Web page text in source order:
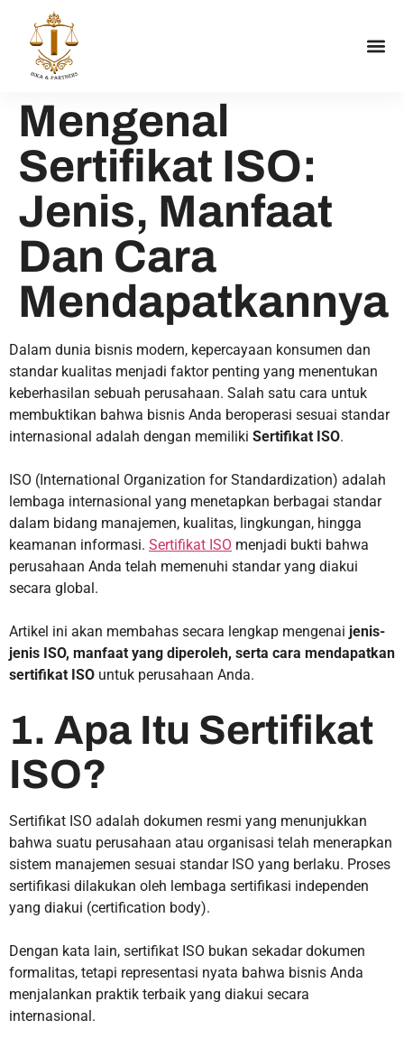
Mengenal
Sertifikat ISO:
Jenis, Manfaat
Dan Cara
Mendapatkannya
Dalam dunia bisnis modern, kepercayaan konsumen dan
standar kualitas menjadi faktor penting yang menentukan
keberhasilan sebuah perusahaan. Salah satu cara untuk
membuktikan bahwa bisnis Anda beroperasi sesuai standar
internasional adalah dengan memiliki Sertifikat ISO.
ISO (International Organization for Standardization) adalah
lembaga internasional yang menetapkan berbagai standar
dalam bidang manajemen, kualitas, lingkungan, hingga
keamanan informasi. Sertifikat ISO menjadi bukti bahwa
perusahaan Anda telah memenuhi standar yang diakui
secara global.
Artikel ini akan membahas secara lengkap mengenai jenis-
jenis ISO, manfaat yang diperoleh, serta cara mendapatkan
sertifikat ISO untuk perusahaan Anda.
1. Apa Itu Sertifikat
ISO?
Sertifikat ISO adalah dokumen resmi yang menunjukkan
bahwa suatu perusahaan atau organisasi telah menerapkan
sistem manajemen sesuai standar ISO yang berlaku. Proses
sertifikasi dilakukan oleh lembaga sertifikasi independen
yang diakui (certification body).
Dengan kata lain, sertifikat ISO bukan sekadar dokumen
formalitas, tetapi representasi nyata bahwa bisnis Anda
menjalankan praktik terbaik yang diakui secara
internasional.